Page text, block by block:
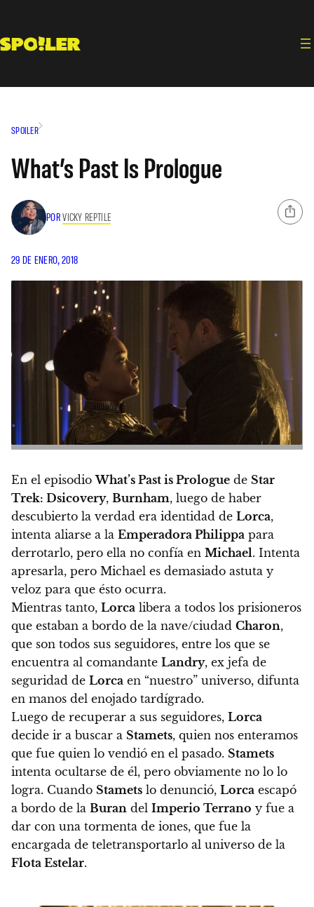
contenido
SPOILER
What’s Past Is Prologue
PORVICKY REPTILE
29 DE ENERO, 2018
En el episodioWhat’s Past is Prologue de Star
Trek: Dsicovery, Burnham, luego de haber
descubierto la verdad era identidad de Lorca,
intenta aliarse a la Emperadora Philippa para
derrotarlo, pero ella no confía en Michael. Intenta
apresarla, pero Michael es demasiado astuta y
veloz para que ésto ocurra.
Mientras tanto, Lorca libera a todos los prisioneros
que estaban a bordo de la nave/ciudad Charon,
que son todos sus seguidores, entre los que se
encuentra al comandante Landry, ex jefa de
seguridad de Lorca en “nuestro” universo, difunta
en manos del enojado tardígrado.
Luego de recuperar a sus seguidores, Lorca
decide ir a buscar a Stamets, quien nos enteramos
que fue quien lo vendió en el pasado. Stamets
intenta ocultarse de él, pero obviamente no lo lo
logra. Cuando Stamets lo denunció, Lorca escapó
a bordo de la Buran del Imperio Terrano y fue a
dar con una tormenta de iones, que fue la
encargada de teletransportarlo al universo de la
Flota Estelar.